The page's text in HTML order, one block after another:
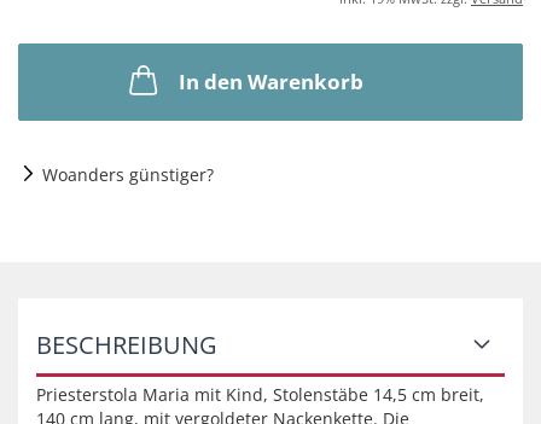
In den Warenkorb
Woanders günstiger?
BESCHREIBUNG
Priesterstola Maria mit Kind, Stolenstäbe 14,5 cm breit,
140 cm lang, mit vergoldeter Nackenkette. Die